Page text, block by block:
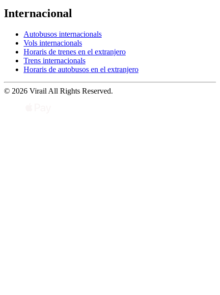
Internacional
Autobusos internacionals
Vols internacionals
Horaris de trenes en el extranjero
Trens internacionals
Horaris de autobusos en el extranjero
© 2026 Virail All Rights Reserved.